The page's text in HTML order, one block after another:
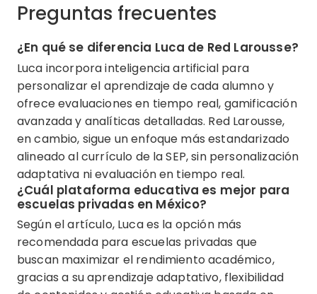
Preguntas frecuentes
¿En qué se diferencia Luca de Red Larousse?
Luca incorpora inteligencia artificial para
personalizar el aprendizaje de cada alumno y
ofrece evaluaciones en tiempo real, gamificación
avanzada y analíticas detalladas. Red Larousse,
en cambio, sigue un enfoque más estandarizado
alineado al currículo de la SEP, sin personalización
adaptativa ni evaluación en tiempo real.
¿Cuál plataforma educativa es mejor para
escuelas privadas en México?
Según el artículo, Luca es la opción más
recomendada para escuelas privadas que
buscan maximizar el rendimiento académico,
gracias a su aprendizaje adaptativo, flexibilidad